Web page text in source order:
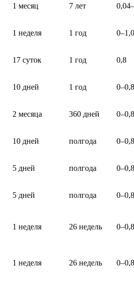
1 месяц 7 лет
1 неделя 1 год 0–1,0
17 суток 1 год 0,8
10 дней 1 год 0–0,8
2 месяца 360 дней 0–0,8
10 дней полгода 0–0,8
5 дней полгода 0–0,8
5 дней полгода 0–0,8
1 неделя 26 недель 0–0,8
1 неделя 26 недель 0–0,8